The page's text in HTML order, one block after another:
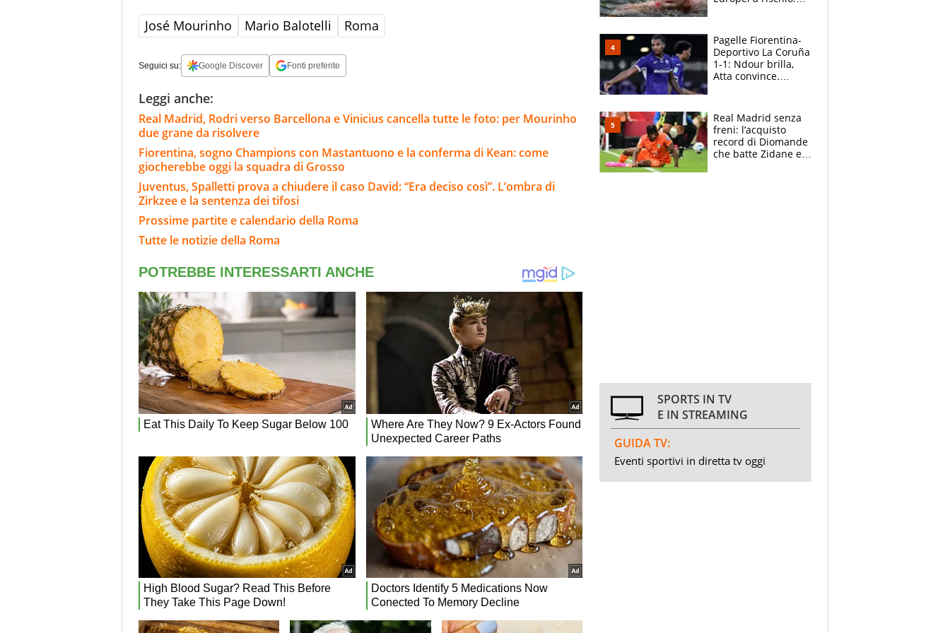
José Mourinho Mario Balotelli Roma
Seguici su: Google Discover Fonti preferite
Leggi anche:
Real Madrid, Rodri verso Barcellona e Vinicius cancella tutte le foto: per Mourinho
due grane da risolvere
Fiorentina, sogno Champions con Mastantuono e la conferma di Kean: come
giocherebbe oggi la squadra di Grosso
Juventus, Spalletti prova a chiudere il caso David: “Era deciso così”. L’ombra di
Zirkzee e la sentenza dei tifosi
Prossime partite e calendario della Roma
Tutte le notizie della Roma
adesso
Pagelle Fiorentina-
Deportivo La Coruña
1-1: Ndour brilla,
Atta convince.
Real Madrid senza
freni: l’acquisto
record di Diomande
che batte Zidane e
SPORTS IN TV
E IN STREAMING
GUIDA TV:
Eventi sportivi in diretta tv oggi